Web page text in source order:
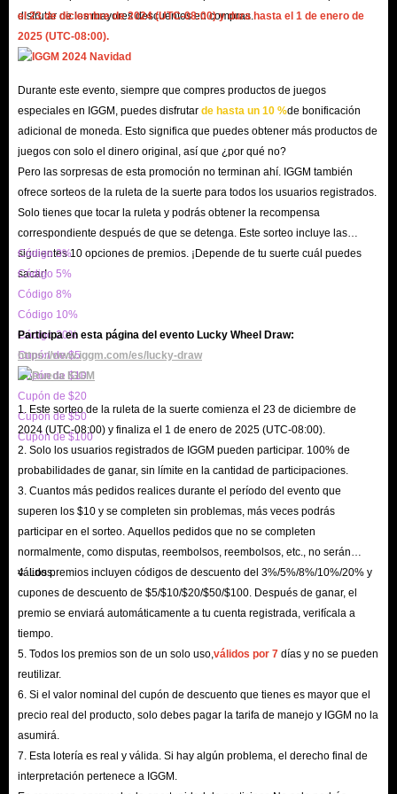
Grinding mobs: By killing various enemies such as skeletons, zombies,
poisonous insects and even bounty hunters, you will also get a certain
amount of Greed is Good Gold Coins.
dungeons. Your task is to find as many of these treasures as possible.
They can usually be sold for lots of Greed is Good Gold Coins.
Although the above methods can help you obtain a certain amount of
this time, buying some directly in IGGM.com would be a wise choice. In
this way, it is convenient and fast!
What are the specific advantages of purchasing
Greed is Good Gold Coins at IGGM.com?
Cheap Price: In order to allow you to purchase more Greed is Good
Gold Coins with the least amount of money possible, we will frequently
adjust our prices. You can verify this through multiple comparisons. If
you become a member of IGGM.com, you will also get an additional
discount of up to 5%.
Sufficient Supply & Fast Delivery: Our sufficient supply of Greed is
Good Gold Coins ensures that our delivery speed is improved. We have
sufficient gold coins for sale. No matter what quantity of gold coins
you need, we can meet your requirements. At the same time, we will
also arrange professional personnel to deliver the goods to you as soon
as possible.
Safe & Reliable: IGGM.com is a legitimate website with many years of
experience and good reputation. Secondly, we support the fastest and
most secure payment methods. Finally, we hold an SSL encryption
certificate. These guarantees we provide are to protect the security of
your personal information and account and will not leak it to any third
party.
disfrutar de los mayores descuentos en compras.
el 23 de diciembre de 2024 (UTC-08:00) y dura hasta el 1 de enero de
2025 (UTC-08:00).
Durante este evento, siempre que compres productos de juegos
especiales en IGGM, puedes disfrutar de hasta un 10 %de bonificación
adicional de moneda. Esto significa que puedes obtener más productos de
juegos con solo el dinero original, así que ¿por qué no?
Pero las sorpresas de esta promoción no terminan ahí. IGGM también
ofrece sorteos de la ruleta de la suerte para todos los usuarios registrados.
Solo tienes que tocar la ruleta y podrás obtener la recompensa
correspondiente después de que se detenga. Este sorteo incluye las
siguientes 10 opciones de premios. ¡Depende de tu suerte cuál puedes
sacar!
Código 3%
Código 5%
Código 8%
Código 10%
Código 20%
Cupón de $5
Cupón de $10
Cupón de $20
Cupón de $50
Cupón de $100
Participa en esta página del evento Lucky Wheel Draw:
https://www.iggm.com/es/lucky-draw
1. Este sorteo de la ruleta de la suerte comienza el 23 de diciembre de
2024 (UTC-08:00) y finaliza el 1 de enero de 2025 (UTC-08:00).
2. Solo los usuarios registrados de IGGM pueden participar. 100% de
probabilidades de ganar, sin límite en la cantidad de participaciones.
3. Cuantos más pedidos realices durante el período del evento que
superen los $10 y se completen sin problemas, más veces podrás
participar en el sorteo. Aquellos pedidos que no se completen
normalmente, como disputas, reembolsos, reembolsos, etc., no serán
válidos.
4. Los premios incluyen códigos de descuento del 3%/5%/8%/10%/20% y
cupones de descuento de $5/$10/$20/$50/$100. Después de ganar, el
premio se enviará automáticamente a tu cuenta registrada, verifícala a
tiempo.
5. Todos los premios son de un solo uso, válidos por 7 días y no se pueden
reutilizar.
6. Si el valor nominal del cupón de descuento que tienes es mayor que el
precio real del producto, solo debes pagar la tarifa de manejo y IGGM no la
asumirá.
7. Esta lotería es real y válida. Si hay algún problema, el derecho final de
interpretación pertenece a IGGM.